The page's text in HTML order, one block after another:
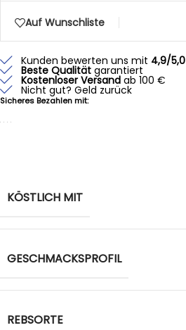
Auf Wunschliste
Kunden bewerten uns mit 4,9/5,0
Beste Qualität garantiert
Kostenloser Versand ab 100 €
Nicht gut? Geld zurück
Sicheres Bezahlen mit:
KÖSTLICH MIT
GESCHMACKSPROFIL
REBSORTE